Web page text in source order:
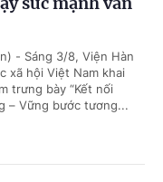
- Sáng 3/8, Viện Hàn
xã hội Việt Nam khai
trưng bày “Kết nối
– Vững bước tương...